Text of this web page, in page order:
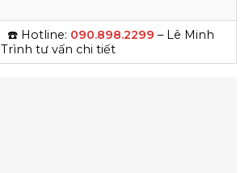
☎️ Hotline: 090.898.2299 – Lê Minh
Trình tư vấn chi tiết